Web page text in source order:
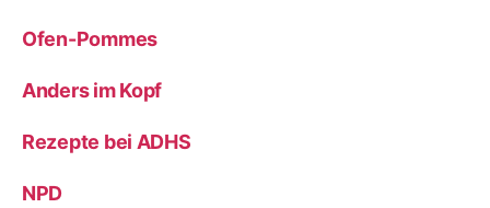
Ofen-Pommes
Anders im Kopf
Rezepte bei ADHS
NPD